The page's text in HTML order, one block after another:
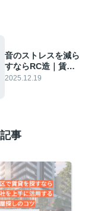
音のストレスを減ら
すならRC造｜賃貸
マンションの防音性
2025.12.19
事